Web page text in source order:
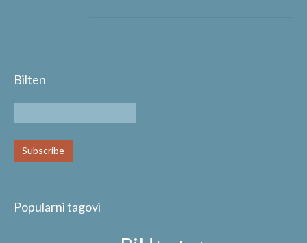
Bilten
Popularni tagovi